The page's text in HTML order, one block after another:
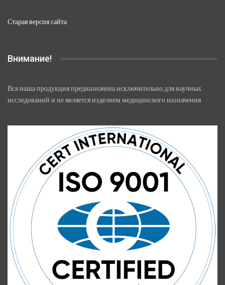
Старая версия сайта
Внимание!
Вся наша продукция предназначена исключительно для научных
исследований и не является изделием медицинского назначения